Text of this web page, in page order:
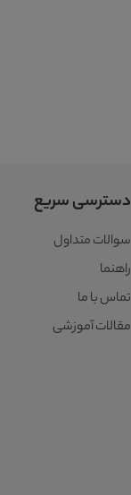
دسترسی سریع
سوالات متداول
راهنما
تماس با ما
مقالات آموزشی